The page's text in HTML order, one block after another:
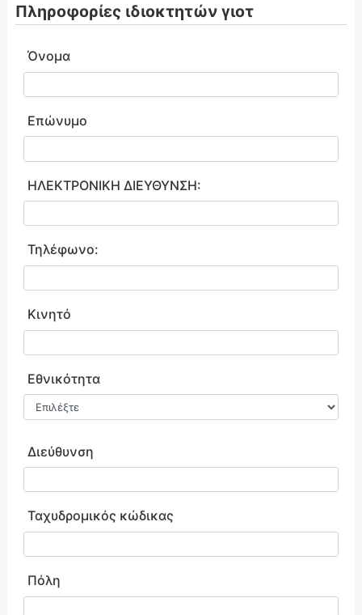
Πληροφορίες ιδιοκτητών γιοτ
Όνομα
Επώνυμο
ΗΛΕΚΤΡΟΝΙΚΗ ΔΙΕΥΘΥΝΣΗ:
Τηλέφωνο:
Κινητό
Εθνικότητα
Διεύθυνση
Ταχυδρομικός κώδικας
Πόλη